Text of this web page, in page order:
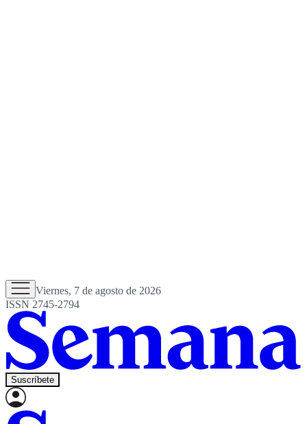
Viernes, 7 de agosto de 2026
ISSN 2745-2794
Suscríbete